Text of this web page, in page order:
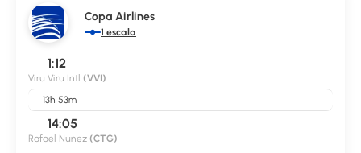
Copa Airlines
1 escala
1:12
Viru Viru Intl (VVI)
13h 53m
14:05
Rafael Nunez (CTG)